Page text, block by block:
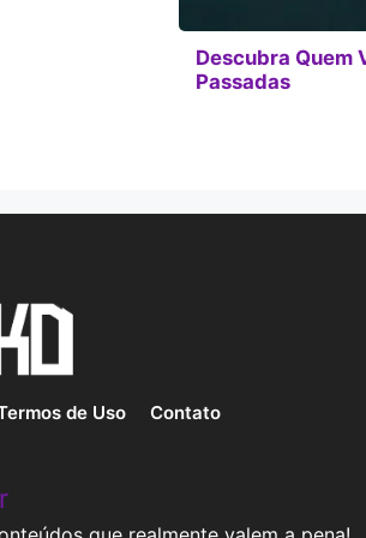
Descubra Quem
Passadas
de Uso Contato